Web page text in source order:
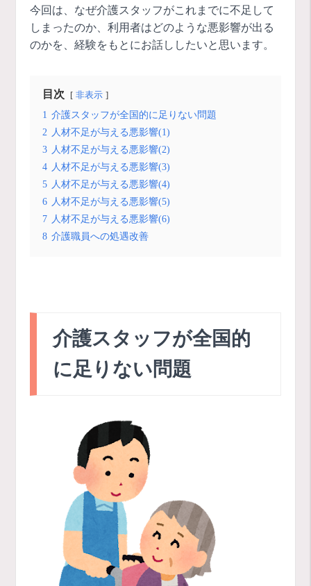
今回は、なぜ介護スタッフがこれまでに不足して
しまったのか、利用者はどのような悪影響が出る
のかを、経験をもとにお話ししたいと思います。
目次 非表示
1 介護スタッフが全国的に足りない問題
2
人材不足が与える悪影響(1)
3 人材不足が与える悪影響(2)
4 人材不足が与える悪影響(3)
5 人材不足が与える悪影響(4)
6 人材不足が与える悪影響(5)
7 人材不足が与える悪影響(6)
8 介護職員への処遇改善
介護スタッフが全国的
に足りない問題